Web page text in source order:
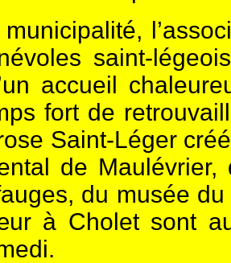
municipalité,
saint-
accueil
fort de
Saint-Léger
de
du musée
à Cholet sont